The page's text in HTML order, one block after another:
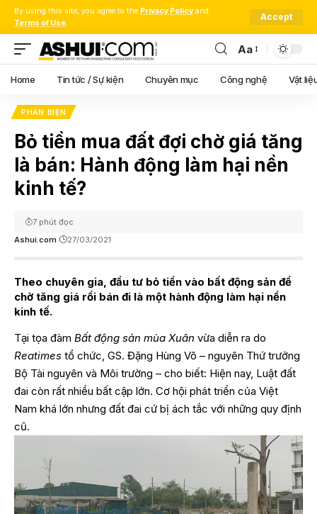
By using this site, you agree to the Privacy Policy and
Terms of Use.
Accept
Font
Resizer
Aa
Home Tin tức / Sự kiện Chuyên mục Công nghệ Vật
PHẢN BIỆN
Bỏ tiền mua đất đợi chờ giá tăng
là bán: Hành động làm hại nền
kinh tế?
Ashui.com 27/03/2021
7 phút đọc
Theo chuyên gia, đầu tư bỏ tiền vào bất động sản để
chờ tăng giá rồi bán đi là một hành động làm hại nền
kinh tế.
Tại tọa đàm Bất động sản mùa Xuân vừa diễn ra do
Reatimes tổ chức, GS. Đặng Hùng Võ – nguyên Thứ trưởng
Bộ Tài nguyên và Môi trường – cho biết: Hiện nay, Luật đất
đai còn rất nhiều bất cập lớn. Cơ hội phát triển của Việt
Nam khá lớn nhưng đất đai cứ bị ách tắc với những quy định
cũ.